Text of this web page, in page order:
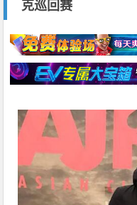
克巡回赛